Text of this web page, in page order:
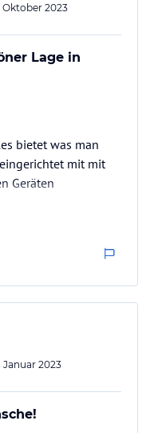
Oktober 2023
Lage in
bietet was man
mit mit
Geräten
Januar 2023